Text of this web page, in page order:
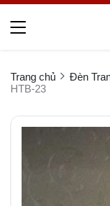
Trang chủ Đèn
HTB-23